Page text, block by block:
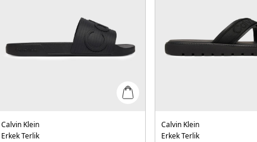
Calvin Klein
Erkek Terlik
Calvin Klein
Erkek Terlik